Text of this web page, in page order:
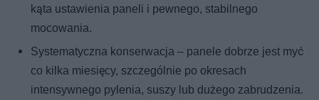
kąta ustawienia paneli i pewnego, stabilnego
mocowania.
Systematyczna konserwacja – panele dobrze jest myć
co kilka miesięcy, szczególnie po okresach
intensywnego pylenia, suszy lub dużego zabrudzenia.